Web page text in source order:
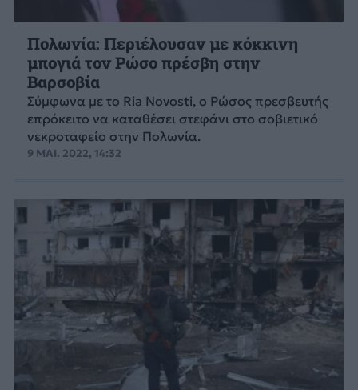
Πολωνία: Περιέλουσαν με κόκκινη
μπογιά τον Ρώσο πρέσβη στην
Βαρσοβία
Σύμφωνα με το Ria Novosti, ο Ρώσος πρεσβευτής
επρόκειτο να καταθέσει στεφάνι στο σοβιετικό
νεκροταφείο στην Πολωνία.
9 ΜΑΙ. 2022, 14:32